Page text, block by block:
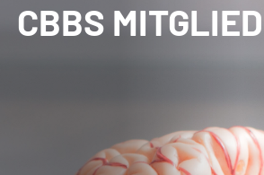
CBBS